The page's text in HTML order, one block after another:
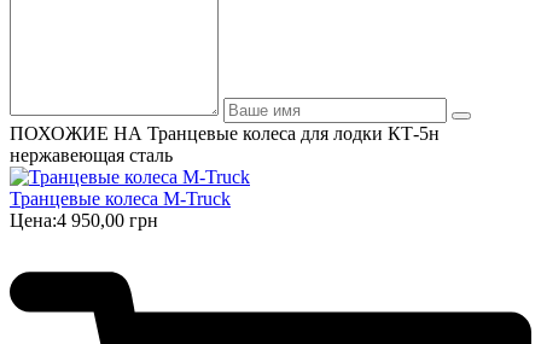
ПОХОЖИЕ НА Транцевые колеса для лодки КТ-5н
нержавеющая сталь
Транцевые колеса M-Truck
Цена:4 950,00 грн